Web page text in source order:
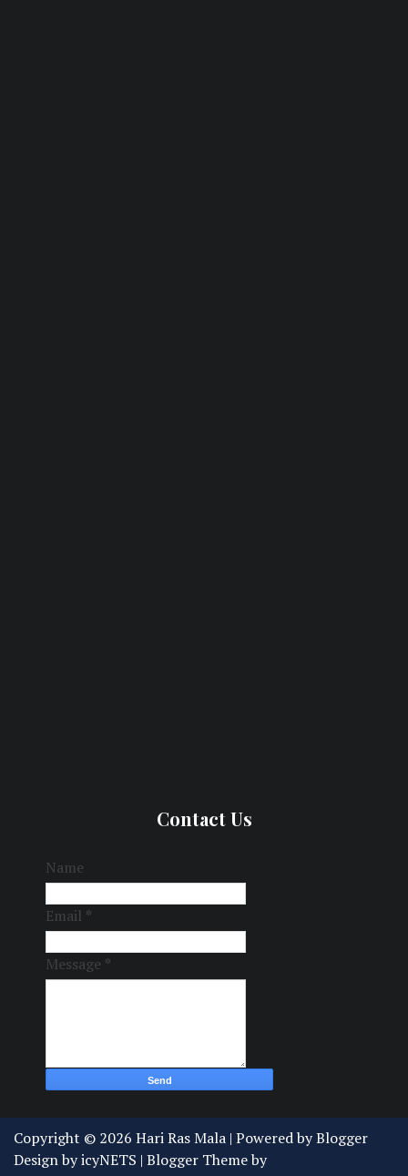
Contact Us
Name
Email *
Message *
Copyright © 2026 Hari Ras Mala | Powered byBlogger
Design byicyNETS | Blogger Theme by